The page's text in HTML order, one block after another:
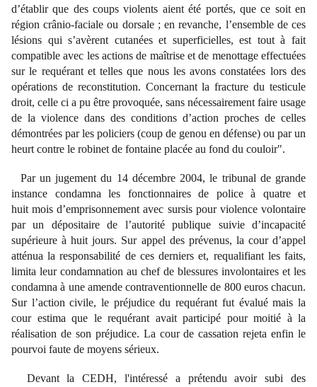
d’établir que des coups violents aient été portés, que ce soit en
région crânio-faciale ou dorsale ; en revanche, l’ensemble de ces
lésions qui s’avèrent cutanées et superficielles, est tout à fait
compatible avec les actions de maîtrise et de menottage effectuées
sur le requérant et telles que nous les avons constatées lors des
opérations de reconstitution. Concernant la fracture du testicule
droit, celle ci a pu être provoquée, sans nécessairement faire usage
de la violence dans des conditions d’action proches de celles
démontrées par les policiers (coup de genou en défense) ou par un
heurt contre le robinet de fontaine placée au fond du couloir".
Par un jugement du 14 décembre 2004, le tribunal de grande
instance condamna les fonctionnaires de police à quatre et
huit mois d’emprisonnement avec sursis pour violence volontaire
par un dépositaire de l’autorité publique suivie d’incapacité
supérieure à huit jours. Sur appel des prévenus, la cour d’appel
atténua la responsabilité de ces derniers et, requalifiant les faits,
limita leur condamnation au chef de blessures involontaires et les
condamna à une amende contraventionnelle de 800 euros chacun.
Sur l’action civile, le préjudice du requérant fut évalué mais la
cour estima que le requérant avait participé pour moitié à la
réalisation de son préjudice. La cour de cassation rejeta enfin le
pourvoi faute de moyens sérieux.
Devant la CEDH, l'intéressé a prétendu avoir subi des